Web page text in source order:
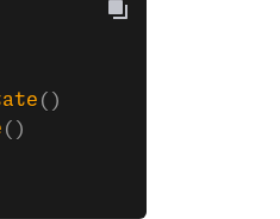
()
()